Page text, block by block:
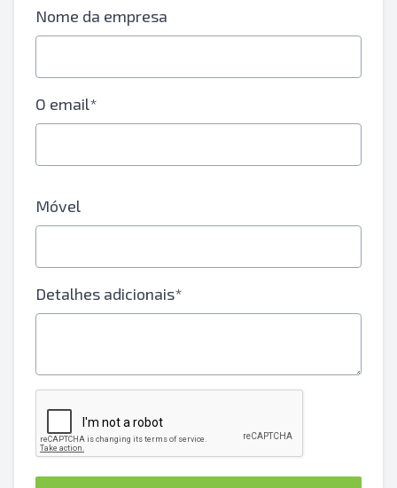
Nome da empresa
O email*
Móvel
Detalhes adicionais*